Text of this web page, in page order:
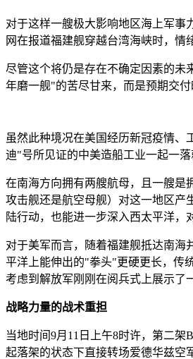
对于这样一艘极大影响地区海上军事
网在报道福建舰穿越台湾海峡时，情
尽管这个将仍是存在不确定因素的未
年磨一舰"的苦尽甘来，而是预期交
虽然此种境况在美国经历新冠疫情、
迪"号所见证的中美造船工业一起一落
在南海方向拥有两艘航母，且一艘是
攻击舰还是航空母舰）对这一地区产
陆行动，也能进一步深入西太平洋，
对于美军而言，随着福建舰抵达南海
平洋上能伸出的"拳头"更硬更长，传
考虑到解放军刚刚在阅兵式上展示了
战略力量的战术重担
当地时间9月11日上午8时许，第二
起落架的状态下直接转场爱德华兹空